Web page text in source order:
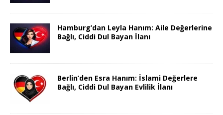
Hamburg’dan Leyla Hanım: Aile Değerlerine
Bağlı, Ciddi Dul Bayan İlanı
Berlin’den Esra Hanım: İslami Değerlere
Bağlı, Ciddi Dul Bayan Evlilik İlanı